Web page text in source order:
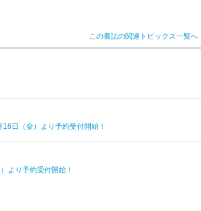
この書誌の関連トピックス一覧へ
日（金）より予約受付開始！
より予約受付開始！